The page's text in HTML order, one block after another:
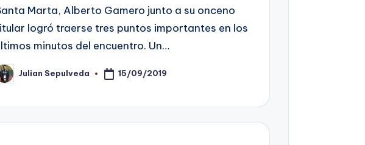
Marta, Alberto Gamero junto a su onceno
logró traerse tres puntos importantes en los
minutos del encuentro. Un…
Julian Sepulveda 15/09/2019